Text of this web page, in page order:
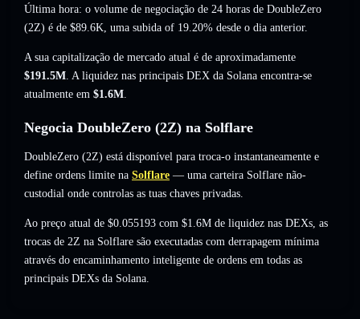
Última hora: o volume de negociação de 24 horas de DoubleZero
(2Z) é de $89.6K, uma subida of 19.20% desde o dia anterior.
A sua capitalização de mercado atual é de aproximadamente
$191.5M. A liquidez nas principais DEX da Solana encontra-se
atualmente em $1.6M.
Negocia DoubleZero (2Z) na Solflare
DoubleZero (2Z) está disponível para troca-o instantaneamente e
define ordens limite na Solflare — uma carteira Solflare não-
custodial onde controlas as tuas chaves privadas.
Ao preço atual de $0.055193 com $1.6M de liquidez nas DEXs, as
trocas de 2Z na Solflare são executadas com derrapagem mínima
através do encaminhamento inteligente de ordens em todas as
principais DEXs da Solana.